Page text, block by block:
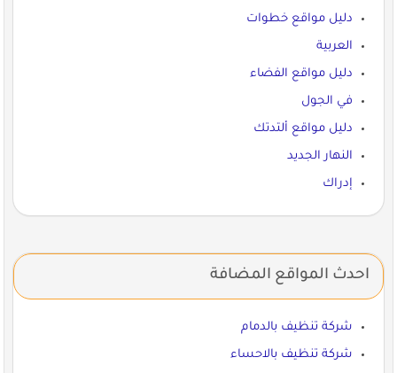
دليل مواقع خطوات
العربية
دليل مواقع الفضاء
في الجول
دليل مواقع ألتدتك
النهار الجديد
إدراك
احدث المواقع المضافة
شركة تنظيف بالدمام
شركة تنظيف بالاحساء